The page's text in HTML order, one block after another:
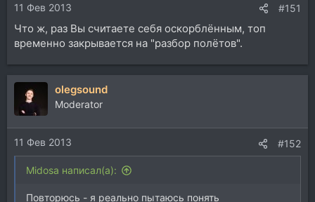
11 Фев 2013 #151
Что ж, раз Вы считаете себя оскорблённым, топ
временно закрывается на "разбор полётов".
olegsound
Moderator
11 Фев 2013 #152
Midosa написал(а):
Повторюсь - я реально пытаюсь понять